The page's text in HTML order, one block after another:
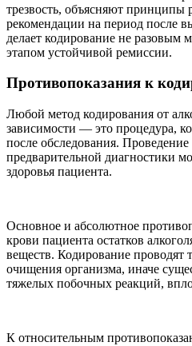
трезвость, объясняют принципы
рекомендации на период после
делает кодирование не разовым
этапом устойчивой ремиссии.
Противопоказания к
Любой метод кодирования от
зависимости — это процедура,
после обследования. Проведение
предварительной диагностики
здоровья пациента.
Основное и абсолютное
крови пациента остатков
веществ. Кодирование проводят
очищения организма, иначе
тяжелых побочных реакций,
К относительным